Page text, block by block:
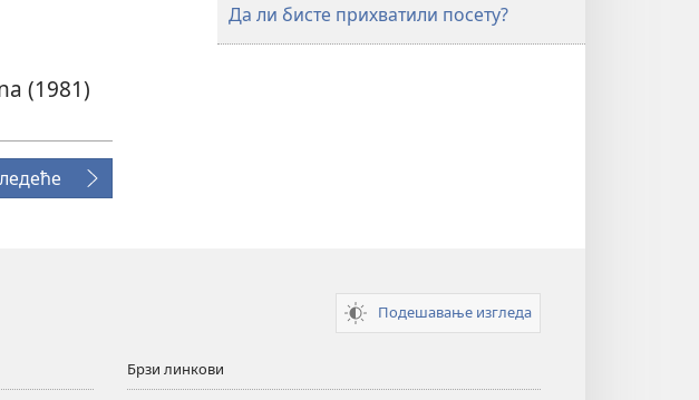
(1981)
Да ли бисте прихватили посету?
Подешавање изгледа
Брзи линкови